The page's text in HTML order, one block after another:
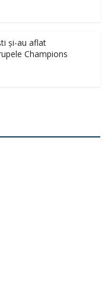
și-au aflat
Champions